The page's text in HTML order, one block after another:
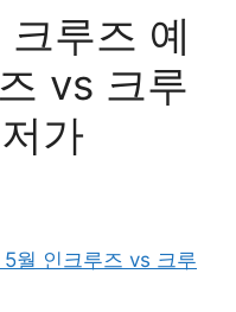
루즈 예
vs 크루
가